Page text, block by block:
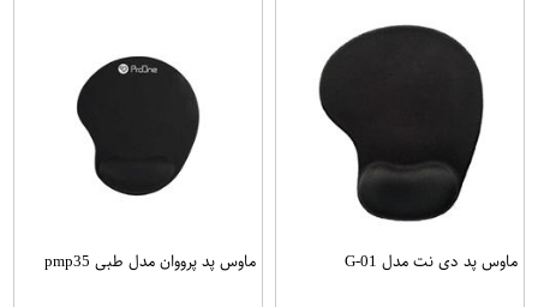
ماوس پد دی نت مدل G-01 ماوس پد پرووان مدل طبی pmp35